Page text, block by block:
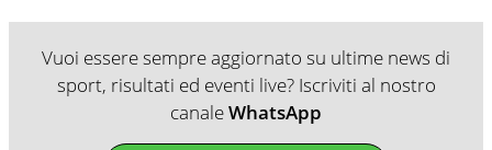
Vuoi essere sempre aggiornato su ultime news di
sport, risultati ed eventi live? Iscriviti al nostro
canaleWhatsApp